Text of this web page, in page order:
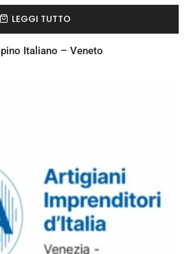
LEGGI TUTTO
Italiano – Veneto